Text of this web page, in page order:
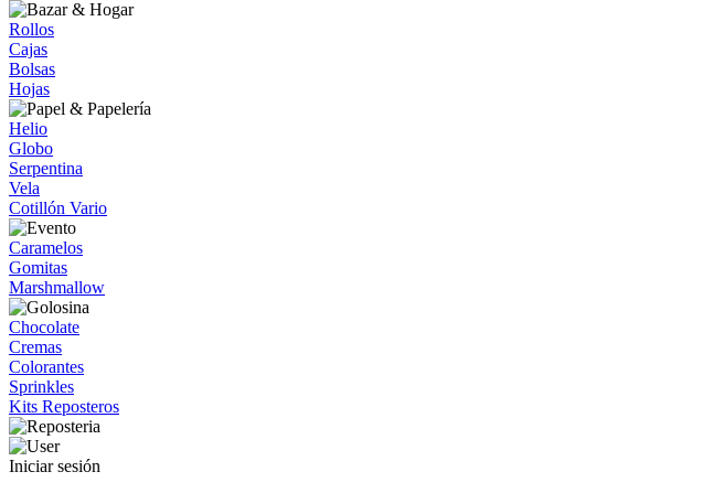
Rollos
Cajas
Bolsas
Hojas
Helio
Globo
Serpentina
Vela
Cotillón Vario
Caramelos
Gomitas
Marshmallow
Chocolate
Cremas
Colorantes
Sprinkles
Kits Reposteros
Iniciar sesión